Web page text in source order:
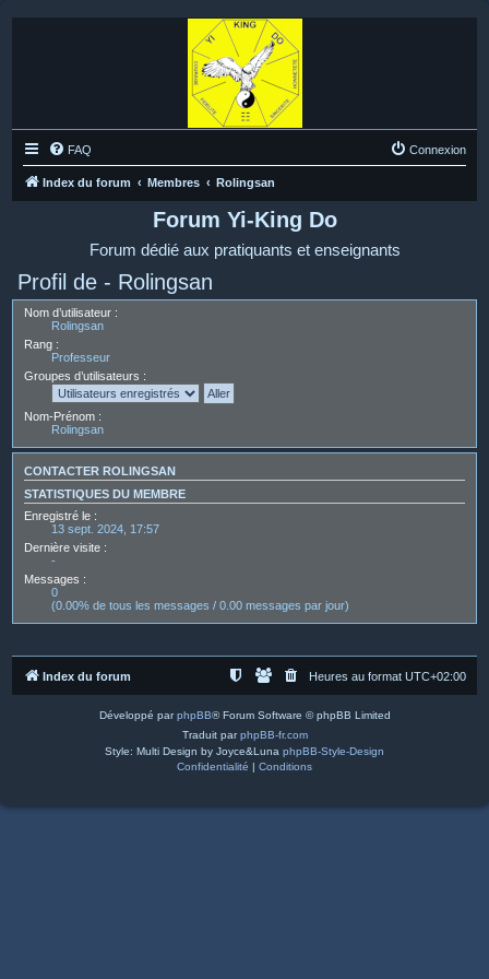
FAQ Connexion
Index du forum Membres Rolingsan
Forum Yi-King Do
Forum dédié aux pratiquants et enseignants
Profil de - Rolingsan
Nom d’utilisateur :
Rolingsan
Rang :
Professeur
Groupes d’utilisateurs :
Nom-Prénom :
Rolingsan
CONTACTER ROLINGSAN
STATISTIQUES DU MEMBRE
Enregistré le :
13 sept. 2024, 17:57
Dernière visite :
-
Messages :
0
(0.00% de tous les messages / 0.00 messages par jour)
Index du forum Heures au format UTC+02:00
Développé parphpBB® Forum Software © phpBB Limited
Traduit parphpBB-fr.com
Style: Multi Design by Joyce&Luna phpBB-Style-Design
Confidentialité | Conditions